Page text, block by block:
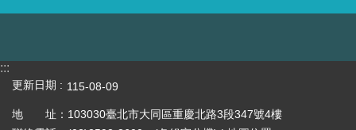
:::
更新日期 115-08-09
地 址：103030臺北市大同區重慶北路3段347號4樓